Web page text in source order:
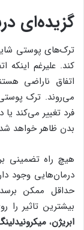
گزیده‌ای
ترک‌های پوستی
کند. علیرغم اینکه
اتفاق ناراضی
می‌روند. ترک‌
فرد تغییر می‌کند
بدن ظاهر خواهد
هیچ راه تضمینی
درمان‌هایی وجود
حداقل ممکن
بیشترین تاثیر را
ابریژن،